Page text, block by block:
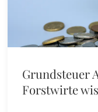
Grundsteuer
Forstwirte